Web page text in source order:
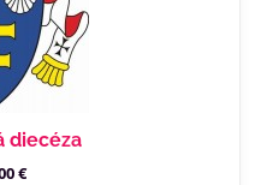
diecéza
€